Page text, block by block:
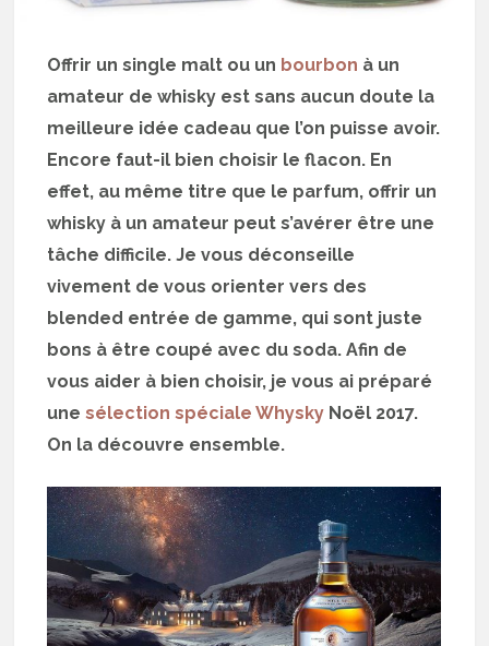
Offrir un single malt ou un bourbon à un
amateur de whisky est sans aucun doute la
meilleure idée cadeau que l’on puisse avoir.
Encore faut-il bien choisir le flacon. En
effet, au même titre que le parfum, offrir un
whisky à un amateur peut s’avérer être une
tâche difficile. Je vous déconseille
vivement de vous orienter vers des
blended entrée de gamme, qui sont juste
bons à être coupé avec du soda. Afin de
vous aider à bien choisir, je vous ai préparé
unesélection spéciale Whysky Noël 2017.
On la découvre ensemble.